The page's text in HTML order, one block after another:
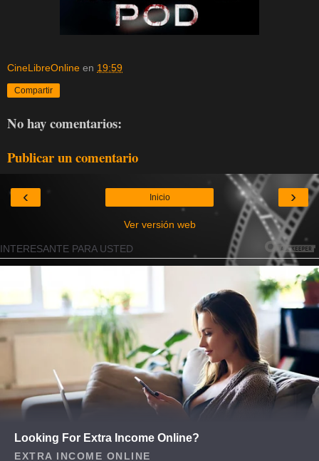
CineLibreOnline en 19:59
Compartir
No hay comentarios:
Publicar un comentario
‹ ›
Inicio
Ver versión web